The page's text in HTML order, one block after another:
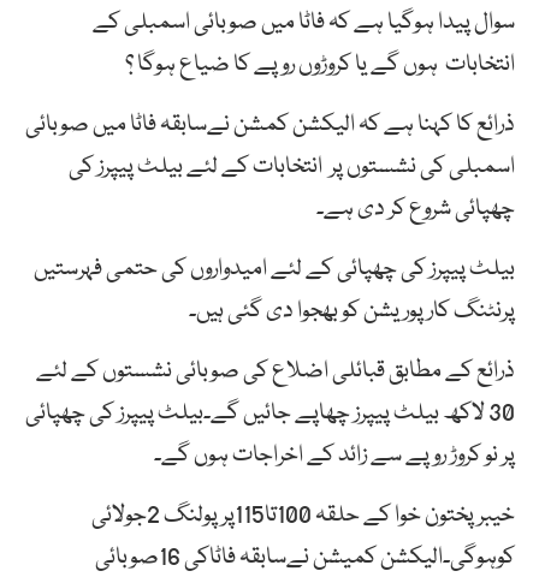
سوال پیدا ہوگیا ہے کہ فاٹا میں صوبائی اسمبلی کے
انتخابات ہوں گے یا کروڑوں روپے کا ضیاع ہوگا ؟
ذرائع کا کہنا ہے کہ الیکشن کمشن نےسابقہ فاٹا میں صوبائی
اسمبلی کی نشستوں پر انتخابات کے لئے بیلٹ پیپرز کی
چھپائی شروع کر دی ہے۔
بیلٹ پیپرز کی چھپائی کے لئے امیدواروں کی حتمی فہرستیں
پرنٹنگ کارپوریشن کو بھجوا دی گئی ہیں۔
ذرائع کے مطابق قبائلی اضلاع کی صوبائی نشستوں کے لئے
30 لاکھ بیلٹ پیپرز چھاپے جائیں گے۔بیلٹ پیپرز کی چھپائی
پر نو کروڑ روپے سے زائد کے اخراجات ہوں گے۔
خیبر پختون خوا کے حلقہ 100تا115پرپولنگ 2جولائی
کوہوگی۔الیکشن کمیشن نےسابقہ فاٹاکی 16صوبائی